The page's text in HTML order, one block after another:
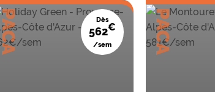
Dès
562€
/sem PACA